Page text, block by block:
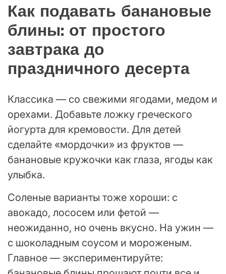
Как подавать банановые
блины: от простого
завтрака до
праздничного десерта
Классика — со свежими ягодами, медом и
орехами. Добавьте ложку греческого
йогурта для кремовости. Для детей
сделайте «мордочки» из фруктов —
банановые кружочки как глаза, ягоды как
улыбка.
Соленые варианты тоже хороши: с
авокадо, лососем или фетой —
неожиданно, но очень вкусно. На ужин —
с шоколадным соусом и мороженым.
Главное — экспериментируйте: